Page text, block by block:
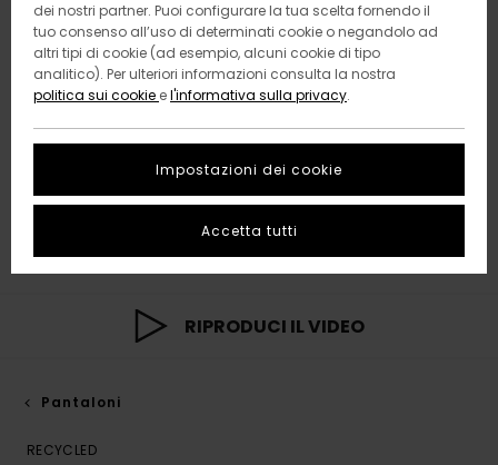
RIPRODUCI IL VIDEO
Pantaloni
RECYCLED
dei nostri partner. Puoi configurare la tua scelta fornendo il
tuo consenso all’uso di determinati cookie o negandolo ad
altri tipi di cookie (ad esempio, alcuni cookie di tipo
analitico). Per ulteriori informazioni consulta la nostra
politica sui cookie el'informativa sulla privacy.
Impostazioni dei cookie
Accetta tutti